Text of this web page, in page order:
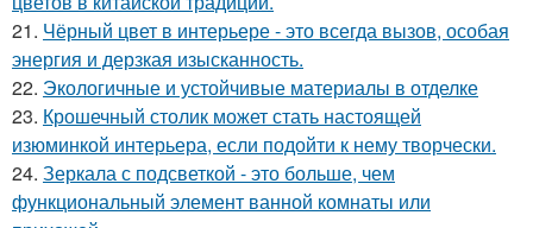
21. Чёрный цвет в интерьере - это всегда вызов, особая
энергия и дерзкая изысканность.
22. Экологичные и устойчивые материалы в отделке
23. Крошечный столик может стать настоящей
изюминкой интерьера, если подойти к нему творчески.
24. Зеркала с подсветкой - это больше, чем
функциональный элемент ванной комнаты или